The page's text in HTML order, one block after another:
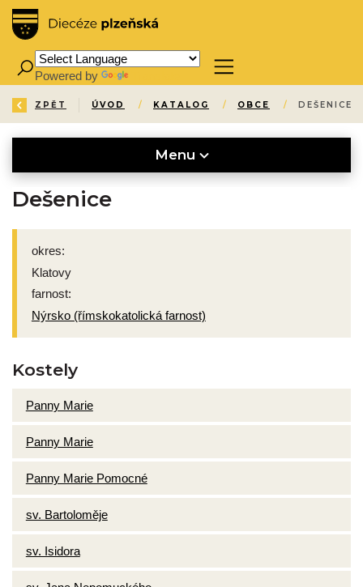
Powered by
ZPĚT ÚVOD / KATALOG / OBCE / DEŠENICE
Menu
Dešenice
okres:
Klatovy
farnost:
Nýrsko (římskokatolická farnost)
Kostely
Panny Marie
Panny Marie
Panny Marie Pomocné
sv. Bartoloměje
sv. Isidora